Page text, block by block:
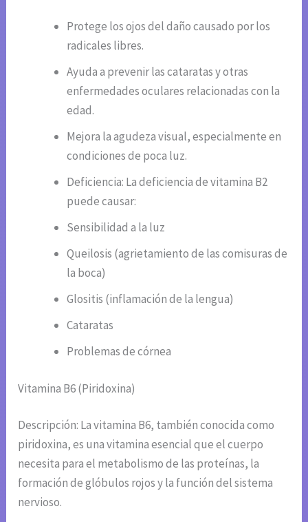
Protege los ojos del daño causado por los
radicales libres.
Ayuda a prevenir las cataratas y otras
enfermedades oculares relacionadas con la
edad.
Mejora la agudeza visual, especialmente en
condiciones de poca luz.
Deficiencia: La deficiencia de vitamina B2
puede causar:
Sensibilidad a la luz
Queilosis (agrietamiento de las comisuras de
la boca)
Glositis (inflamación de la lengua)
Cataratas
Problemas de córnea
Vitamina B6 (Piridoxina)
Descripción: La vitamina B6, también conocida como
piridoxina, es una vitamina esencial que el cuerpo
necesita para el metabolismo de las proteínas, la
formación de glóbulos rojos y la función del sistema
nervioso.